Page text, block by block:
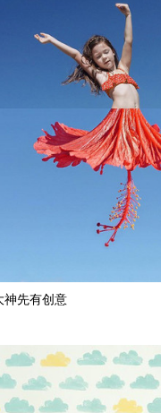
神先有创意